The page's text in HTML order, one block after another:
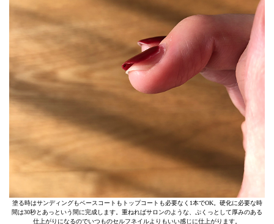
塗る時はサンディングもベースコートもトップコートも必要なく1本でOK。硬化に必要な時
間は30秒とあっという間に完成します。重ねればサロンのような、ぷくっとして厚みのある
仕上がりになるのでいつものセルフネイルよりもいい感じに仕上がります。